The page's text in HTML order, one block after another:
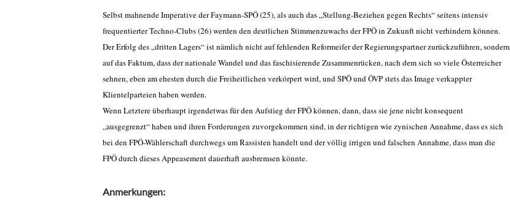
Selbst mahnende Imperative der Faymann-SPÖ (25), als auch das „Stellung-Beziehen gegen Rechts“ seitens intensiv
frequentierter Techno-Clubs (26) werden den deutlichen Stimmenzuwachs der FPÖ in Zukunft nicht verhindern können.
Der Erfolg des „dritten Lagers“ ist nämlich nicht auf fehlenden Reformeifer der Regierungspartner zurückzuführen, sondern
auf das Faktum, dass der nationale Wandel und das faschisierende Zusammenrücken, nach dem sich so viele Österreicher
sehnen, eben am ehesten durch die Freiheitlichen verkörpert wird, und SPÖ und ÖVP stets das Image verkappter
Klientelparteien haben werden.
Wenn Letztere überhaupt irgendetwas für den Aufstieg der FPÖ können, dann, dass sie jene nicht konsequent
„ausgegrenzt“ haben und ihren Forderungen zuvorgekommen sind, in der richtigen wie zynischen Annahme, dass es sich
bei den FPÖ-Wählerschaft durchwegs um Rassisten handelt und der völlig irrigen und falschen Annahme, dass man die
FPÖ durch dieses Appeasement dauerhaft ausbremsen könnte.
Anmerkungen: